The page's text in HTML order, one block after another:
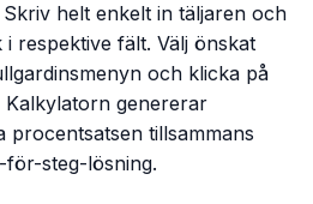
helt enkelt in täljaren och
respektive fält. Välj önskat
och klicka på
genererar
procentsatsen tillsammans
för-steg-lösning.